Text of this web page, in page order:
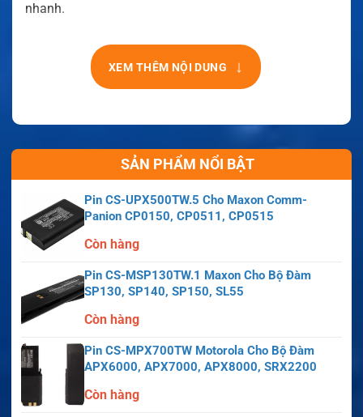
nhanh.
XEM THÊM NỘI DUNG ↓
SẢN PHẨM NỔI BẬT
Pin CS-UPX500TW.5 Cho Maxon Comm-
Panion CP0150, CP0511, CP0515
Còn hàng
Pin CS-MSP130TW.1 Maxon Cho Bộ Đàm
SP130, SP140, SP150, SL55
Còn hàng
Pin CS-MPX700TW Motorola Cho Bộ Đàm
APX6000, APX7000, APX8000, SRX2200
Còn hàng